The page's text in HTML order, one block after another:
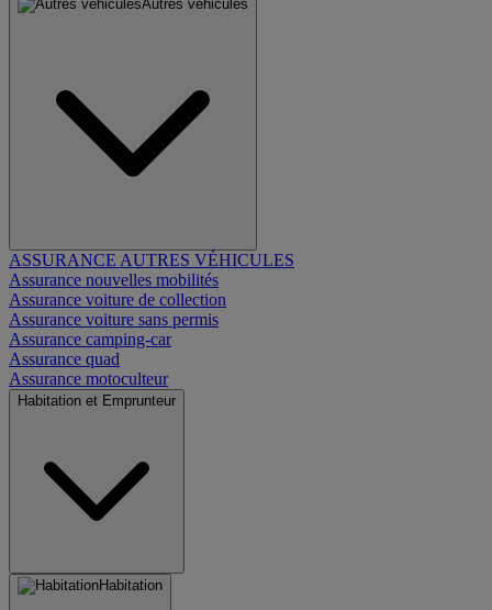
Autres véhicules
ASSURANCE AUTRES VÉHICULES
Assurance nouvelles mobilités
Assurance voiture de collection
Assurance voiture sans permis
Assurance camping-car
Assurance quad
Assurance motoculteur
Habitation et Emprunteur
Habitation